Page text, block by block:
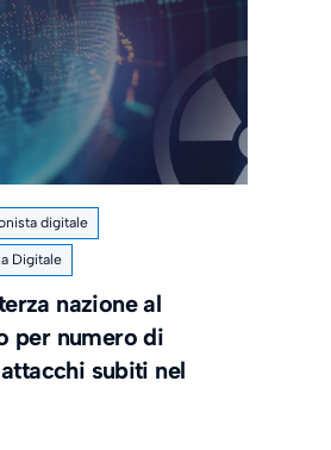
digitale
Digitale
nazione al
per numero di
subiti nel